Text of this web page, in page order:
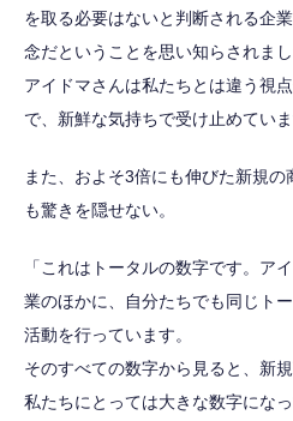
を取る必要はないと判断される企
念だということを思い知らされまし
アイドマさんは私たちとは違う視
で、新鮮な気持ちで受け止めていま
また、およそ3倍にも伸びた新規
も驚きを隠せない。
「これはトータルの数字です。ア
業のほかに、自分たちでも同じト
活動を行っています。
そのすべての数字から見ると、新
私たちにとっては大きな数字にな